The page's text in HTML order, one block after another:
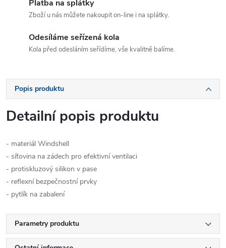
Platba na splátky
Zboží u nás můžete nakoupit on-line i na splátky.
Odesíláme seřízená kola
Kola před odesláním seřídíme, vše kvalitně balíme.
Popis produktu
Detailní popis produktu
- materiál Windshell
- síťovina na zádech pro efektivní ventilaci
- protiskluzový silikon v pase
- reflexní bezpečnostní prvky
- pytlík na zabalení
Parametry produktu